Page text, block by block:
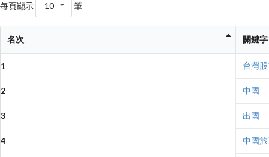
每頁顯示 10 筆
名次 關鍵字
1 台灣
2 中國
3 出國
4 中國旅